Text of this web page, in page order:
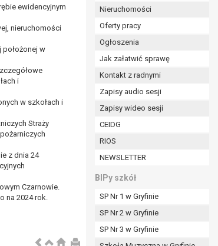
ewidencyjnym
nieruchomości
położonej w
i
w szkołach i
Straży
z dnia 24
Czarnowie.
na 2024 rok.
Nieruchomości
Oferty pracy
Ogłoszenia
Jak załatwić sprawę
Kontakt z radnymi
Zapisy audio sesji
Zapisy wideo sesji
CEIDG
RIOS
NEWSLETTER
BIPy szkół
SP Nr 1 w Gryfinie
SP Nr 2 w Gryfinie
SP Nr 3 w Gryfinie
w treści zgody.
lub kategoriom odbiorców danych
danych osobowych;
archiwizacji określonymi przez
tej zgody.
zawartej umowy, a po tym
danych po zakończeniu i
o dofinansowanie zawartej między